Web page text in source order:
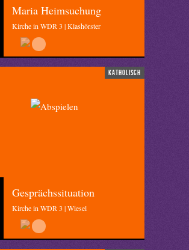
Maria Heimsuchung
Kirche in WDR 3 | Klashörster
katholisch
Gesprächssituation
Kirche in WDR 3 | Wiesel